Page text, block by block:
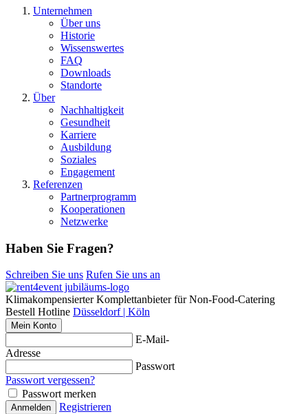
Unternehmen
Über uns
Historie
Wissenswertes
FAQ
Downloads
Standorte
Über
Nachhaltigkeit
Gesundheit
Karriere
Ausbildung
Soziales
Engagement
Referenzen
Partnerprogramm
Kooperationen
Netzwerke
Haben Sie Fragen?
Schreiben Sie uns Rufen Sie uns an
Klimakompensierter Komplettanbieter für Non-Food-Catering
Bestell Hotline Düsseldorf | Köln
Mein Konto
E-Mail-
Adresse
Passwort
Passwort vergessen?
Passwort merken
Anmelden Registrieren